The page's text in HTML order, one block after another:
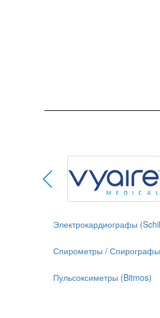
Электрокардиографы
Спирометры / Спирографы
Пульсоксиметры (Bitmos)